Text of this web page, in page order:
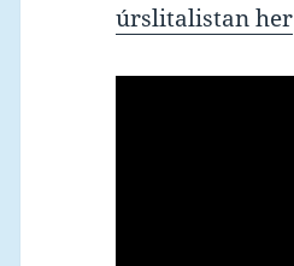
úrslitalistan her